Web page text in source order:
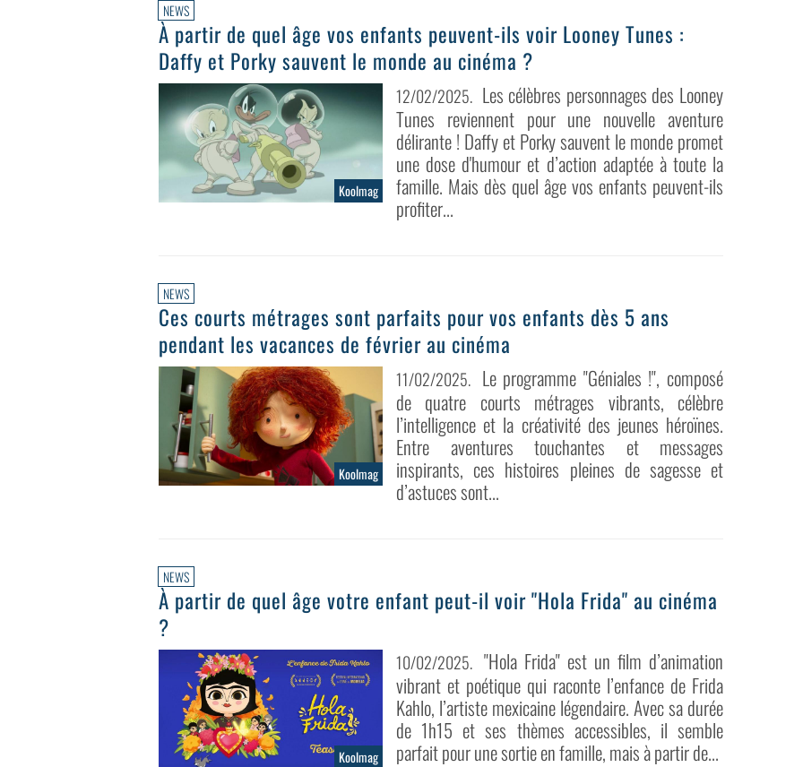
NEWS
À partir de quel âge vos enfants peuvent-ils voir Looney Tunes :
Daffy et Porky sauvent le monde au cinéma ?
Koolmag
12/02/2025. Les célèbres personnages des Looney
Tunes reviennent pour une nouvelle aventure
délirante ! Daffy et Porky sauvent le monde promet
une dose d'humour et d’action adaptée à toute la
famille. Mais dès quel âge vos enfants peuvent-ils
profiter...
NEWS
Ces courts métrages sont parfaits pour vos enfants dès 5 ans
pendant les vacances de février au cinéma
Koolmag
11/02/2025. Le programme "Géniales !", composé
de quatre courts métrages vibrants, célèbre
l’intelligence et la créativité des jeunes héroïnes.
Entre aventures touchantes et messages
inspirants, ces histoires pleines de sagesse et
d’astuces sont...
NEWS
À partir de quel âge votre enfant peut-il voir "Hola Frida" au cinéma
?
Koolmag
10/02/2025. "Hola Frida" est un film d’animation
vibrant et poétique qui raconte l’enfance de Frida
Kahlo, l’artiste mexicaine légendaire. Avec sa durée
de 1h15 et ses thèmes accessibles, il semble
parfait pour une sortie en famille, mais à partir de...